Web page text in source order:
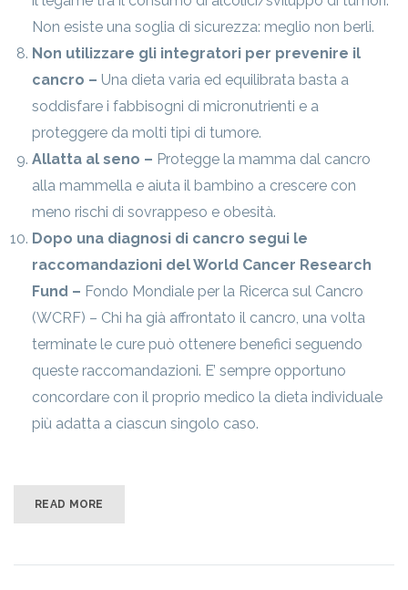
Non esiste una soglia di sicurezza: meglio non berli.
Non utilizzare gli integratori per prevenire il
cancro – Una dieta varia ed equilibrata basta a
soddisfare i fabbisogni di micronutrienti e a
proteggere da molti tipi di tumore.
Allatta al seno – Protegge la mamma dal cancro
alla mammella e aiuta il bambino a crescere con
meno rischi di sovrappeso e obesità.
Dopo una diagnosi di cancro segui le
raccomandazioni del World Cancer Research
Fund – Fondo Mondiale per la Ricerca sul Cancro
(WCRF) – Chi ha già affrontato il cancro, una volta
terminate le cure può ottenere benefici seguendo
queste raccomandazioni. E’ sempre opportuno
concordare con il proprio medico la dieta individuale
più adatta a ciascun singolo caso.
READ MORE